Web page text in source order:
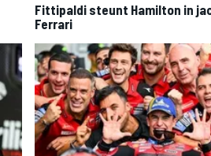
Fittipaldi steunt Hamilton in
Ferrari